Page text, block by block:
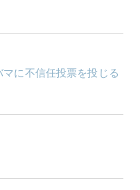
に不信任投票を投じる